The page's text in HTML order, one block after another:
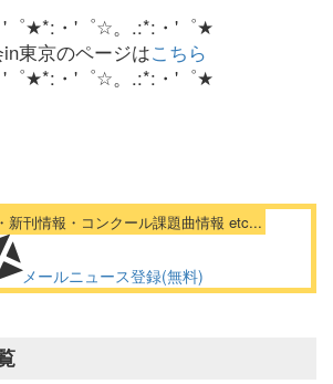
★*:・'゜☆。.:*:・'゜★
東京のページはこちら
★*:・'゜☆。.:*:・'゜★
新刊情報・コンクール課題曲情報 etc...
メールニュース登録(無料)